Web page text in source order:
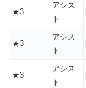
★3
アシス
ト
★3
アシス
ト
★3
アシス
ト